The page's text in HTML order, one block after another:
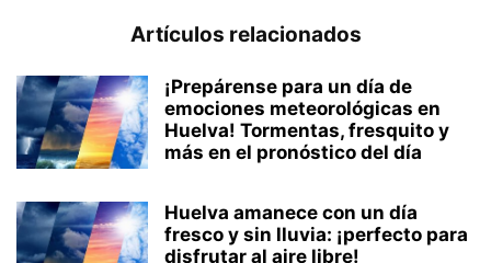
Artículos relacionados
¡Prepárense para un día de
emociones meteorológicas en
Huelva! Tormentas, fresquito y
más en el pronóstico del día
Huelva amanece con un día
fresco y sin lluvia: ¡perfecto para
disfrutar al aire libre!